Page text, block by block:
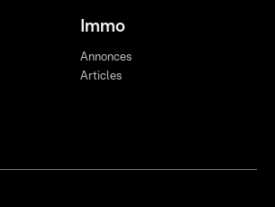
Immo
Annonces
Articles